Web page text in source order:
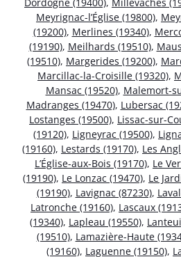
Meyrignac-l’Église (19800),
(19200), Merlines (19340),
(19190), Meilhards (19510),
(19510), Margerides (19200),
Marcillac-la-Croisille (19320),
Mansac (19520), Malemort-
Madranges (19470), Lubersac
Lostanges (19500), Lissac-sur-
(19120), Ligneyrac (19500),
(19160), Lestards (19170), Les
L’Église-aux-Bois (19170), Le
(19190), Le Lonzac (19470), Le
(19190), Lavignac (87230),
Latronche (19160), Lascaux
(19340), Lapleau (19550),
(19510), Lamazière-Haute
(19160), Laguenne (19150),